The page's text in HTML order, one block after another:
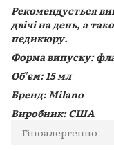
Рекомендується
двічі на день, а
педикюру.
Форма випуску:
Об'єм: 15 мл
Бренд: Milano
Виробник: США
Гіпоалергенно